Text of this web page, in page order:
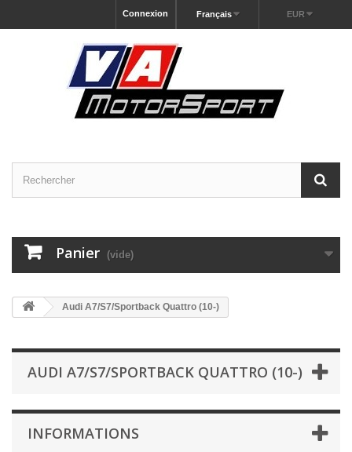
EUR
Français
Connexion
Panier (vide)
Audi A7/S7/Sportback Quattro (10-)
AUDI A7/S7/SPORTBACK QUATTRO (10-)
INFORMATIONS